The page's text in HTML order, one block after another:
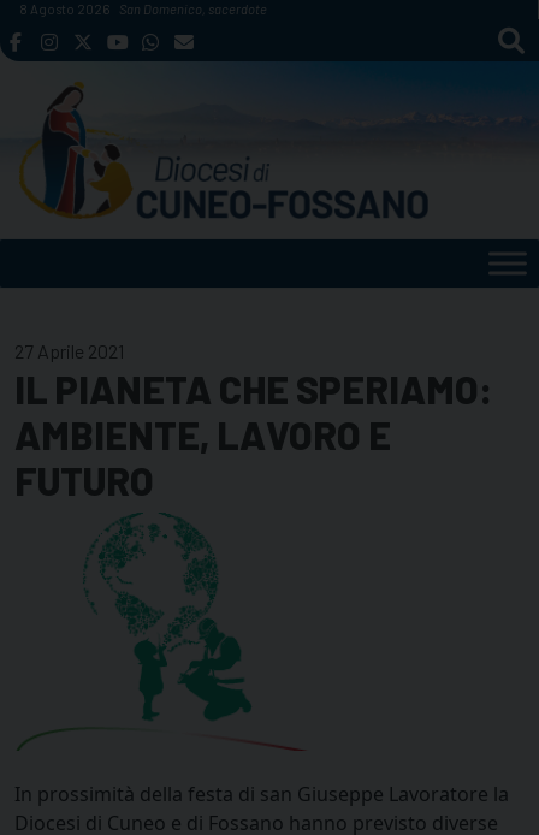
Skip
to
8 Agosto 2026 San Domenico, sacerdote
27 Aprile 2021
IL PIANETA CHE SPERIAMO:
AMBIENTE, LAVORO E
FUTURO
In prossimità della festa di san Giuseppe Lavoratore la
Diocesi di Cuneo e di Fossano hanno previsto diverse